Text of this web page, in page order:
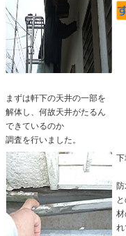
まずは軒下の天井の一部を
解体し、何故天井がたるん
できているのか
調査を行いました。